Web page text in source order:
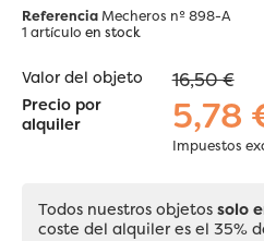
ReferenciaMecheros nº 898-A
1 artículo en stock
Valor del objeto 16,50 €
Precio por
alquiler
5,78
Impuestos
Todos nuestros objetos solo
coste del alquiler es el 35%